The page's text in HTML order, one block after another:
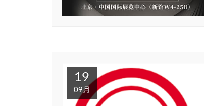
19
09月